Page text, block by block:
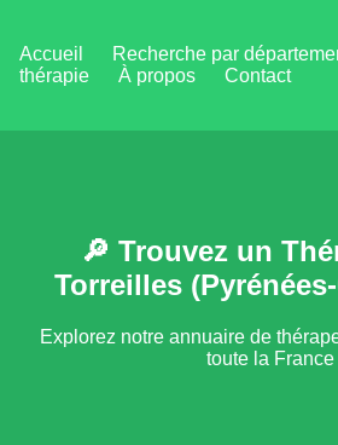
Accueil Recherche par
thérapie
À propos Contact
🔎 Trouvez un
Torreilles
Explorez notre annuaire de
toute la France